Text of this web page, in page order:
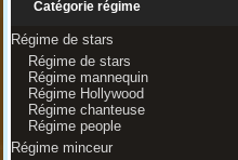
Catégorie régime
Régime de stars
Régime de stars
Régime mannequin
Régime Hollywood
Régime chanteuse
Régime people
Régime minceur